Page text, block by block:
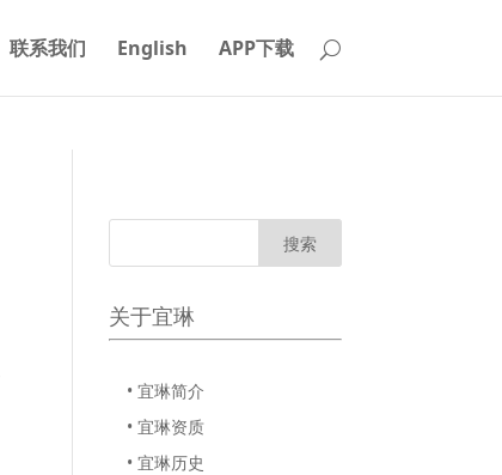
联系我们 English APP下载
关于宜琳
• 宜琳简介
• 宜琳资质
• 宜琳历史